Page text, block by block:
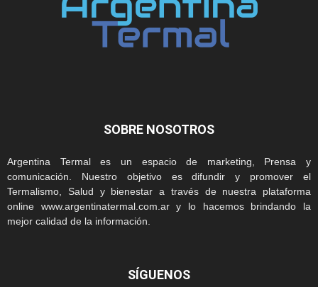
SOBRE NOSOTROS
Argentina Termal es un espacio de marketing, Prensa y
comunicación. Nuestro objetivo es difundir y promover el
Termalismo, Salud y bienestar a través de nuestra plataforma
online www.argentinatermal.com.ar y lo hacemos brindando la
mejor calidad de la información.
SÍGUENOS